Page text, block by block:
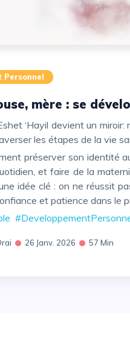
Personnel
mère : se
les étapes de la vie
et faire de la
idée clé : on ne réussit
et patience dans le
26 Janv. 2026 57 Min